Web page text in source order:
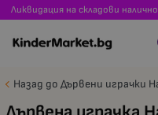
Ликвидация на складови
Назад до Дървени играчки